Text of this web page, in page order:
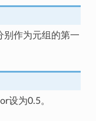
别作为元组的第一
设为0.5。